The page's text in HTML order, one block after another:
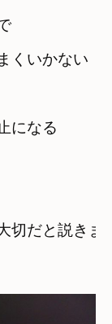
くいかない
になる
切だと説きま